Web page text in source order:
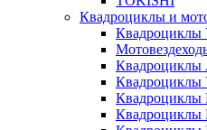
Квадроциклы и
Квадроциклы
Квадроциклы
Квадроциклы
Квадроциклы
Квадроциклы